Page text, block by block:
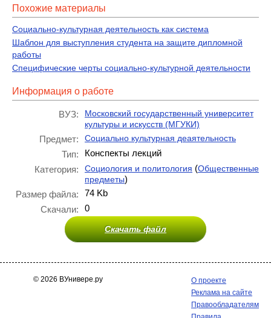
Похожие материалы
Социально-культурная деятельность как система
Шаблон для выступления студента на защите дипломной
работы
Специфические черты социально-культурной деятельности
Информация о работе
ВУЗ:
Московский государственный университет
культуры и искусств (МГУКИ)
Предмет: Социально культурная деаятельность
Тип:
Конспекты лекций
Категория:
Социология и политология (Общественные
предметы)
Размер файла:
74 Kb
Скачали:
0
Скачать файл
© 2026 ВУнивере.ру
О проекте
Реклама на сайте
Правообладателям